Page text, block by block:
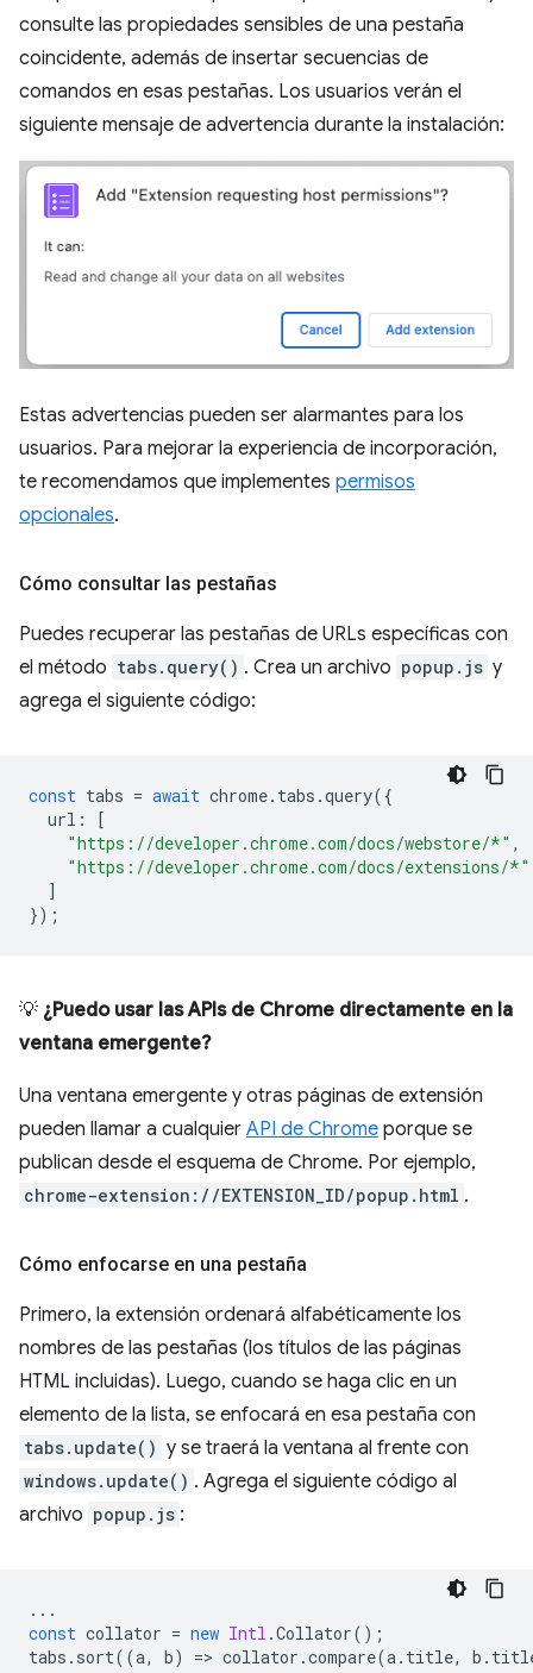
consulte las propiedades sensibles de una pestaña
coincidente, además de insertar secuencias de
comandos en esas pestañas. Los usuarios verán el
siguiente mensaje de advertencia durante la instalación:
Estas advertencias pueden ser alarmantes para los
usuarios. Para mejorar la experiencia de incorporación,
te recomendamos que implementes permisos
opcionales.
Cómo consultar las pestañas
Puedes recuperar las pestañas de URLs específicas con
el método tabs.query() . Crea un archivo popup.js y
agrega el siguiente código:
const tabs = await chrome. tabs .query({
url :
[
"https://developer.chrome.com/docs/webstore/*" ,
"https://developer.chrome.com/docs/extensions/*"
]
});
💡 ¿Puedo usar las APIs de Chrome directamente en la
ventana emergente?
Una ventana emergente y otras páginas de extensión
pueden llamar a cualquier API de Chrome porque se
publican desde el esquema de Chrome. Por ejemplo,
chrome-extension://EXTENSION_ID/popup.html .
Cómo enfocarse en una pestaña
Primero, la extensión ordenará alfabéticamente los
nombres de las pestañas (los títulos de las páginas
HTML incluidas). Luego, cuando se haga clic en un
elemento de la lista, se enfocará en esa pestaña con
tabs.update() y se traerá la ventana al frente con
windows.update() . Agrega el siguiente código al
archivo popup.js :
...
const collator = new Intl .Collator();
tabs . sort((a, b) => collator .compare(a. title, b .